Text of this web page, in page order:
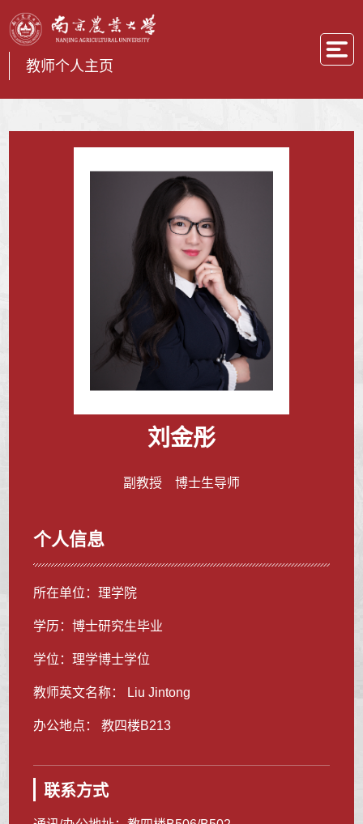
教师个人主页
刘金彤
副教授 博士生导师
个人信息
所在单位：理学院
学历：博士研究生毕业
学位：理学博士学位
教师英文名称： Liu Jintong
办公地点： 教四楼B213
联系方式